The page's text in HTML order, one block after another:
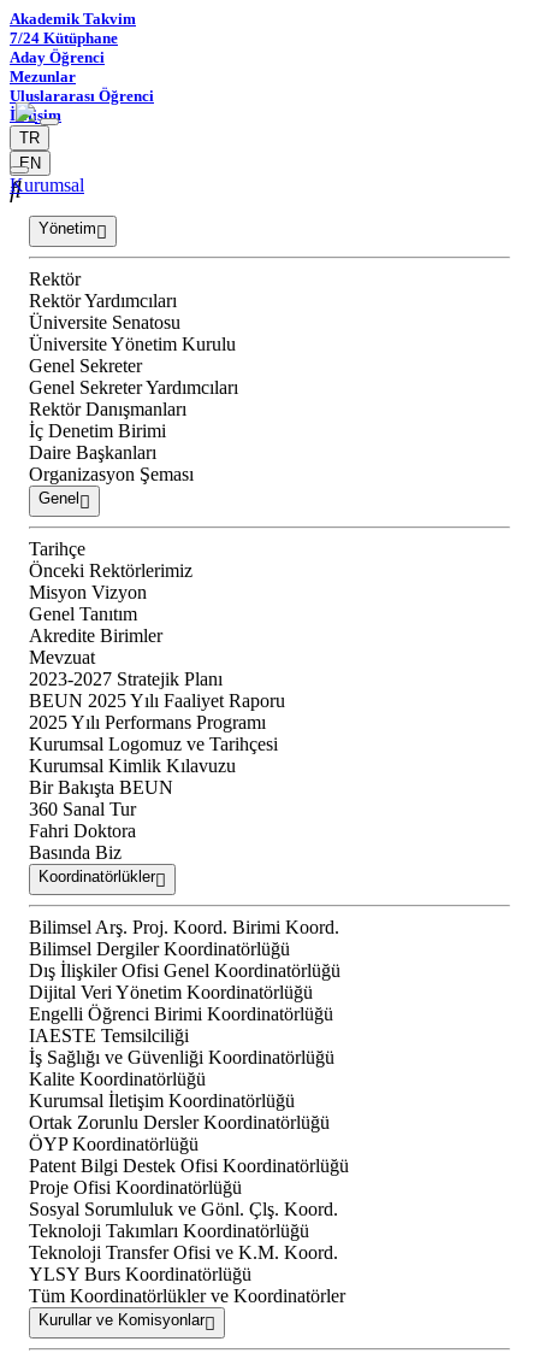
Akademik Takvim
7/24 Kütüphane
Aday Öğrenci
Mezunlar
Uluslararası Öğrenci
İletişim
TR
EN
Kurumsal
Yönetim
Rektör
Rektör Yardımcıları
Üniversite Senatosu
Üniversite Yönetim Kurulu
Genel Sekreter
Genel Sekreter Yardımcıları
Rektör Danışmanları
İç Denetim Birimi
Daire Başkanları
Organizasyon Şeması
Genel
Tarihçe
Önceki Rektörlerimiz
Misyon Vizyon
Genel Tanıtım
Akredite Birimler
Mevzuat
2023-2027 Stratejik Planı
BEUN 2025 Yılı Faaliyet Raporu
2025 Yılı Performans Programı
Kurumsal Logomuz ve Tarihçesi
Kurumsal Kimlik Kılavuzu
Bir Bakışta BEUN
360 Sanal Tur
Fahri Doktora
Basında Biz
Koordinatörlükler
Bilimsel Arş. Proj. Koord. Birimi Koord.
Bilimsel Dergiler Koordinatörlüğü
Dış İlişkiler Ofisi Genel Koordinatörlüğü
Dijital Veri Yönetim Koordinatörlüğü
Engelli Öğrenci Birimi Koordinatörlüğü
IAESTE Temsilciliği
İş Sağlığı ve Güvenliği Koordinatörlüğü
Kalite Koordinatörlüğü
Kurumsal İletişim Koordinatörlüğü
Ortak Zorunlu Dersler Koordinatörlüğü
ÖYP Koordinatörlüğü
Patent Bilgi Destek Ofisi Koordinatörlüğü
Proje Ofisi Koordinatörlüğü
Sosyal Sorumluluk ve Gönl. Çlş. Koord.
Teknoloji Takımları Koordinatörlüğü
Teknoloji Transfer Ofisi ve K.M. Koord.
YLSY Burs Koordinatörlüğü
Tüm Koordinatörlükler ve Koordinatörler
Kurullar ve Komisyonlar